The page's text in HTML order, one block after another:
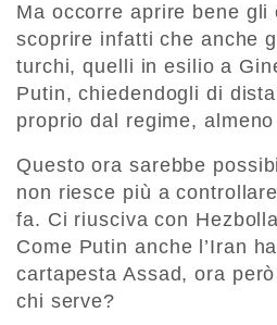
Ma occorre aprire bene gli
scoprire infatti che anche
turchi, quelli in esilio a
Putin, chiedendogli di
proprio dal regime,
Questo ora sarebbe
non riesce più a
fa. Ci riusciva con
Come Putin anche l’Iran
cartapesta Assad, ora
chi serve?